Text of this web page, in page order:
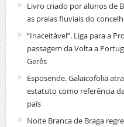
Livro criado por alunos de
as praias fluviais do
“Inaceitável”. Liga para a
passagem da Volta a
Gerês
Esposende. Galaicofolia
estatuto como referência
país
Noite Branca de Braga